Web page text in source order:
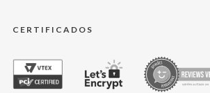
CERTIFICADOS